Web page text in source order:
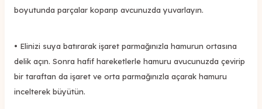
boyutunda parçalar koparıp avcunuzda yuvarlayın.
• Elinizi suya batırarak işaret parmağınızla hamurun ortasına
delik açın. Sonra hafif hareketlerle hamuru avucunuzda çevirip
bir taraftan da işaret ve orta parmağınızla açarak hamuru
incelterek büyütün.